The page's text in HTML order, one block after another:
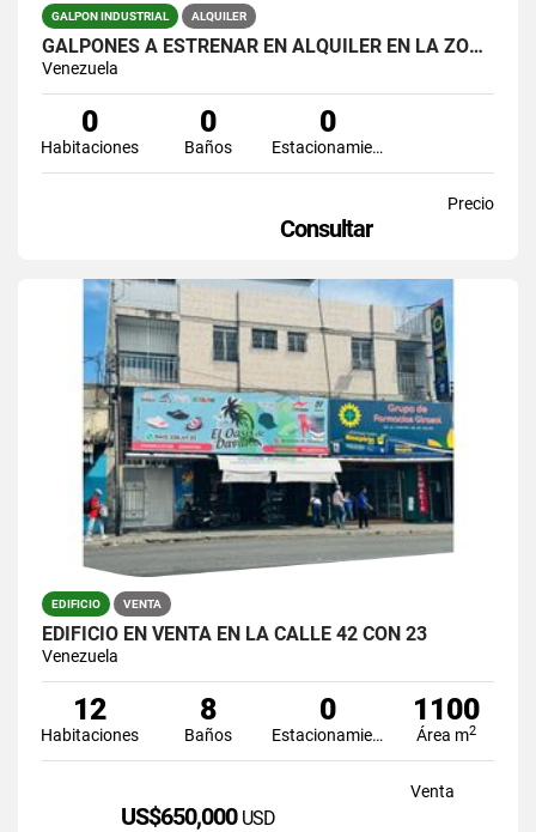
GALPON INDUSTRIAL ALQUILER
GALPONES A ESTRENAR EN ALQUILER EN LA ZONA INDUSTRIAL II BARQUISIMETO
Venezuela
0
Habitaciones
0
Baños
0
Estacionamiento
Precio
Consultar
EDIFICIO VENTA
EDIFICIO EN VENTA EN LA CALLE 42 CON 23
Venezuela
12
Habitaciones
8
Baños
0
Estacionamiento
1100
Área m2
Venta
US$650,000 USD